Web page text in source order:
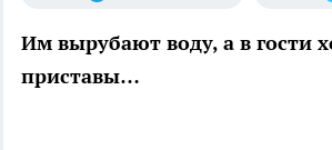
Им вырубают воду, а в гости
приставы…